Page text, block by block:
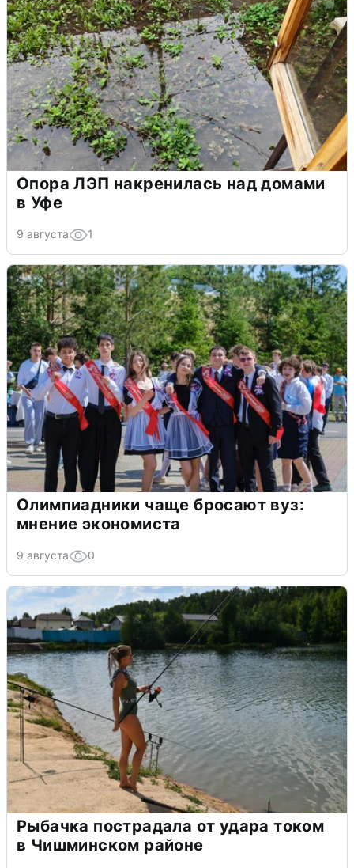
Опора ЛЭП накренилась над домами
в Уфе
9 августа 1
Олимпиадники чаще бросают вуз:
мнение экономиста
9 августа 0
Рыбачка пострадала от удара током
в Чишминском районе